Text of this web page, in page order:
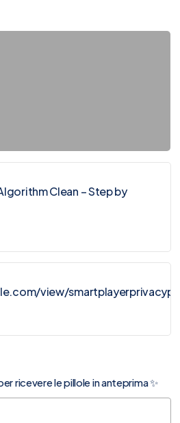
Clean – Step by
view/
ricevere le pillole in anteprima ✨